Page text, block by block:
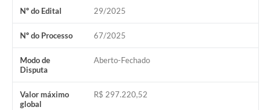
Nº do Edital 29/2025
Nº do Processo 67/2025
Modo de
Disputa
Aberto-Fechado
Valor máximo
global
R$ 297.220,52